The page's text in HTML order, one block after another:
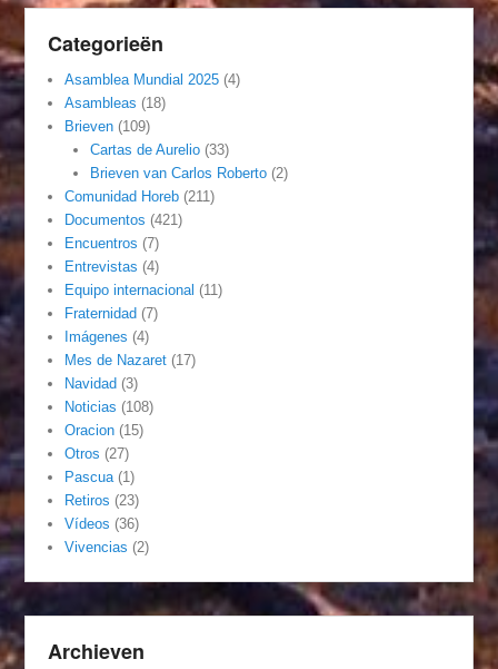
Categorieën
Asamblea Mundial 2025 (4)
Asambleas (18)
Brieven (109)
Cartas de Aurelio(33)
Brieven van Carlos Roberto(2)
Comunidad Horeb (211)
Documentos (421)
Encuentros (7)
Entrevistas (4)
Equipo internacional (11)
Fraternidad (7)
Imágenes (4)
Mes de Nazaret (17)
Navidad (3)
Noticias (108)
Oracion (15)
Otros (27)
Pascua (1)
Retiros (23)
Vídeos (36)
Vivencias (2)
Archieven